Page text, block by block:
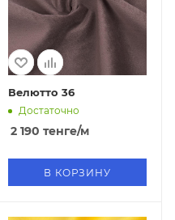
Велютто 36
Достаточно
2 190 тенге/м
В КОРЗИНУ